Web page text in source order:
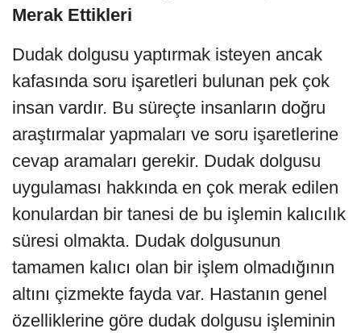
Merak Ettikleri
Dudak dolgusu yaptırmak isteyen ancak
kafasında soru işaretleri bulunan pek çok
insan vardır. Bu süreçte insanların doğru
araştırmalar yapmaları ve soru işaretlerine
cevap aramaları gerekir. Dudak dolgusu
uygulaması hakkında en çok merak edilen
konulardan bir tanesi de bu işlemin kalıcılık
süresi olmakta. Dudak dolgusunun
tamamen kalıcı olan bir işlem olmadığının
altını çizmekte fayda var. Hastanın genel
özelliklerine göre dudak dolgusu işleminin